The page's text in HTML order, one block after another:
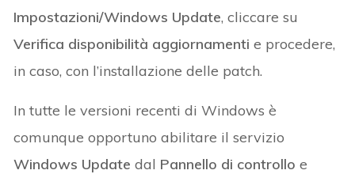
Impostazioni/Windows Update, cliccare su
Verifica disponibilità aggiornamenti e procedere,
in caso, con l’installazione delle patch.
In tutte le versioni recenti di Windows è
comunque opportuno abilitare il servizio
Windows Update dal Pannello di controllo e